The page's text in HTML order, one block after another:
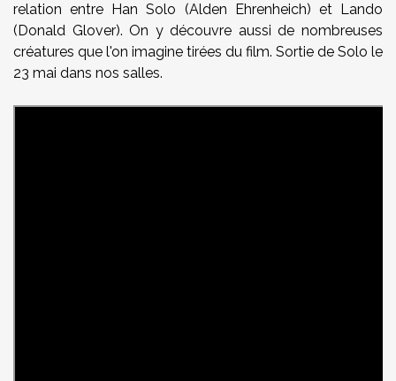
relation entre Han Solo (Alden Ehrenheich) et Lando
(Donald Glover). On y découvre aussi de nombreuses
créatures que l'on imagine tirées du film. Sortie de Solo le
23 mai dans nos salles.